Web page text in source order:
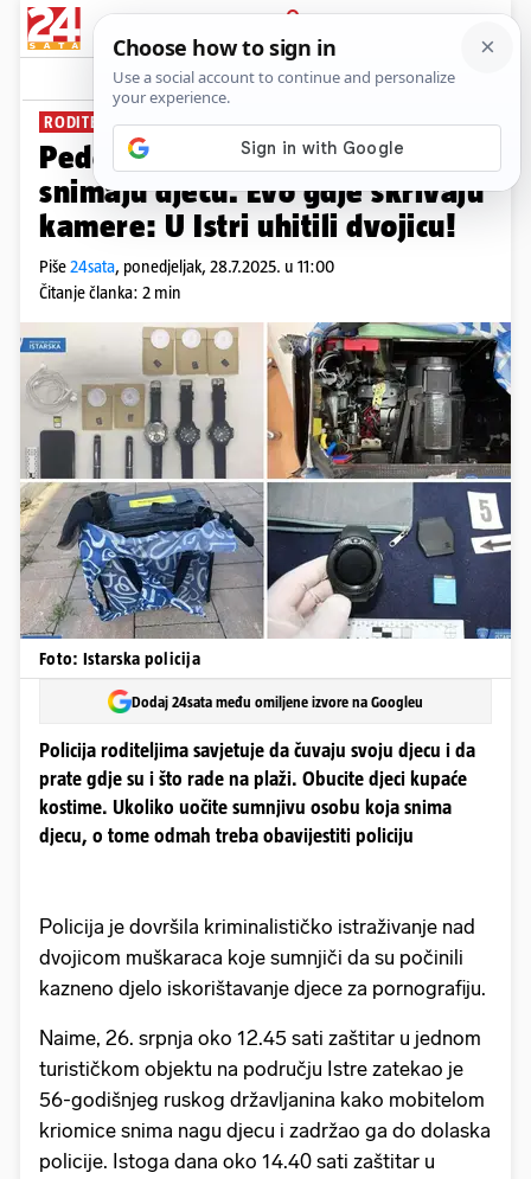
PRIJAVA
News Komentari
RODITELJI, OPREZ!
Pedofili po hrvatskim plažama
snimaju djecu. Evo gdje skrivaju
kamere: U Istri uhitili dvojicu!
Piše24sata, ponedjeljak, 28.7.2025. u 11:00
Čitanje članka: 2 min
Foto: Istarska policija
Dodaj 24sata među omiljene izvore na Googleu
Policija roditeljima savjetuje da čuvaju svoju djecu i da
prate gdje su i što rade na plaži. Obucite djeci kupaće
kostime. Ukoliko uočite sumnjivu osobu koja snima
djecu, o tome odmah treba obavijestiti policiju
Policija je dovršila kriminalističko istraživanje nad
dvojicom muškaraca koje sumnjiči da su počinili
kazneno djelo iskorištavanje djece za pornografiju.
Naime, 26. srpnja oko 12.45 sati zaštitar u jednom
turističkom objektu na području Istre zatekao je
56-godišnjeg ruskog državljanina kako mobitelom
kriomice snima nagu djecu i zadržao ga do dolaska
policije. Istoga dana oko 14.40 sati zaštitar u